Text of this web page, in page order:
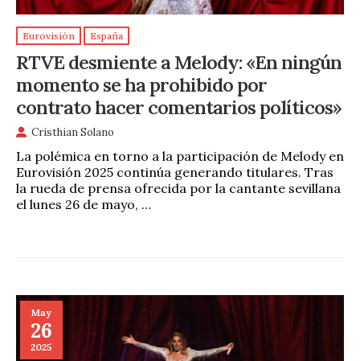
Eurovisión España
RTVE desmiente a Melody: «En ningún
momento se ha prohibido por
contrato hacer comentarios políticos»
Cristhian Solano
La polémica en torno a la participación de Melody en
Eurovisión 2025 continúa generando titulares. Tras
la rueda de prensa ofrecida por la cantante sevillana
el lunes 26 de mayo, …
May
26
2025